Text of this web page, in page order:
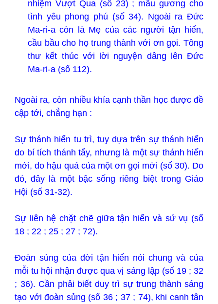
nhiệm Vượt Qua (số 23) ; mẫu gương cho
tình yêu phong phú (số 34). Ngoài ra Đức
Ma-ri-a còn là Mẹ của các người tận hiến,
cầu bầu cho họ trung thành với ơn gọi. Tông
thư kết thúc với lời nguyện dâng lên Đức
Ma-ri-a (số 112).
Ngoài ra, còn nhiều khía cạnh thần học được đề
cập tới, chẳng hạn :
Sự thánh hiến tu trì, tuy dựa trên sự thánh hiến
do bí tích thánh tẩy, nhưng là một sự thánh hiến
mới, do hậu quả của một ơn gọi mới (số 30). Do
đó, đây là một bậc sống riêng biệt trong Giáo
Hội (số 31-32).
Sự liên hệ chặt chẽ giữa tận hiến và sứ vụ (số
18 ; 22 ; 25 ; 27 ; 72).
Đoàn sủng của đời tận hiến nói chung và của
mỗi tu hội nhận được qua vị sáng lập (số 19 ; 32
; 36). Cần phải biết duy trì sự trung thành sáng
tạo với đoàn sủng (số 36 ; 37 ; 74), khi canh tân